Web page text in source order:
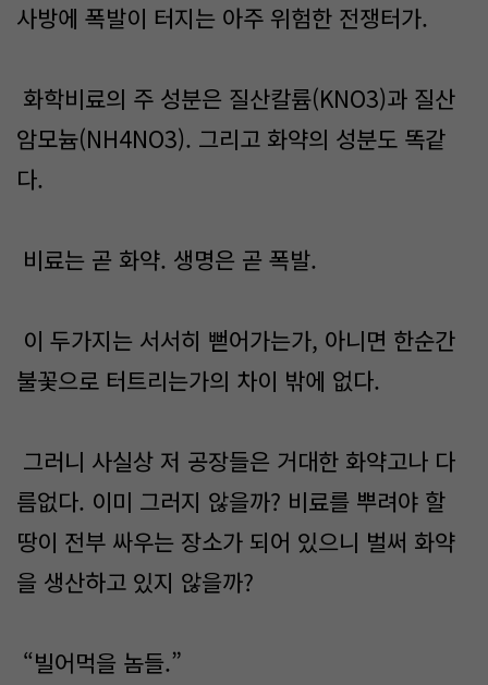
사방에 폭발이 터지는 아주 위험한 전쟁터가.
화학비료의 주 성분은 질산칼륨(KNO3)과 질산
암모늄(NH4NO3). 그리고 화약의 성분도 똑같
다.
비료는 곧 화약. 생명은 곧 폭발.
이 두가지는 서서히 뻗어가는가, 아니면 한순간
불꽃으로 터트리는가의 차이 밖에 없다.
그러니 사실상 저 공장들은 거대한 화약고나 다
름없다. 이미 그러지 않을까? 비료를 뿌려야 할
땅이 전부 싸우는 장소가 되어 있으니 벌써 화약
을 생산하고 있지 않을까?
“빌어먹을 놈들.”